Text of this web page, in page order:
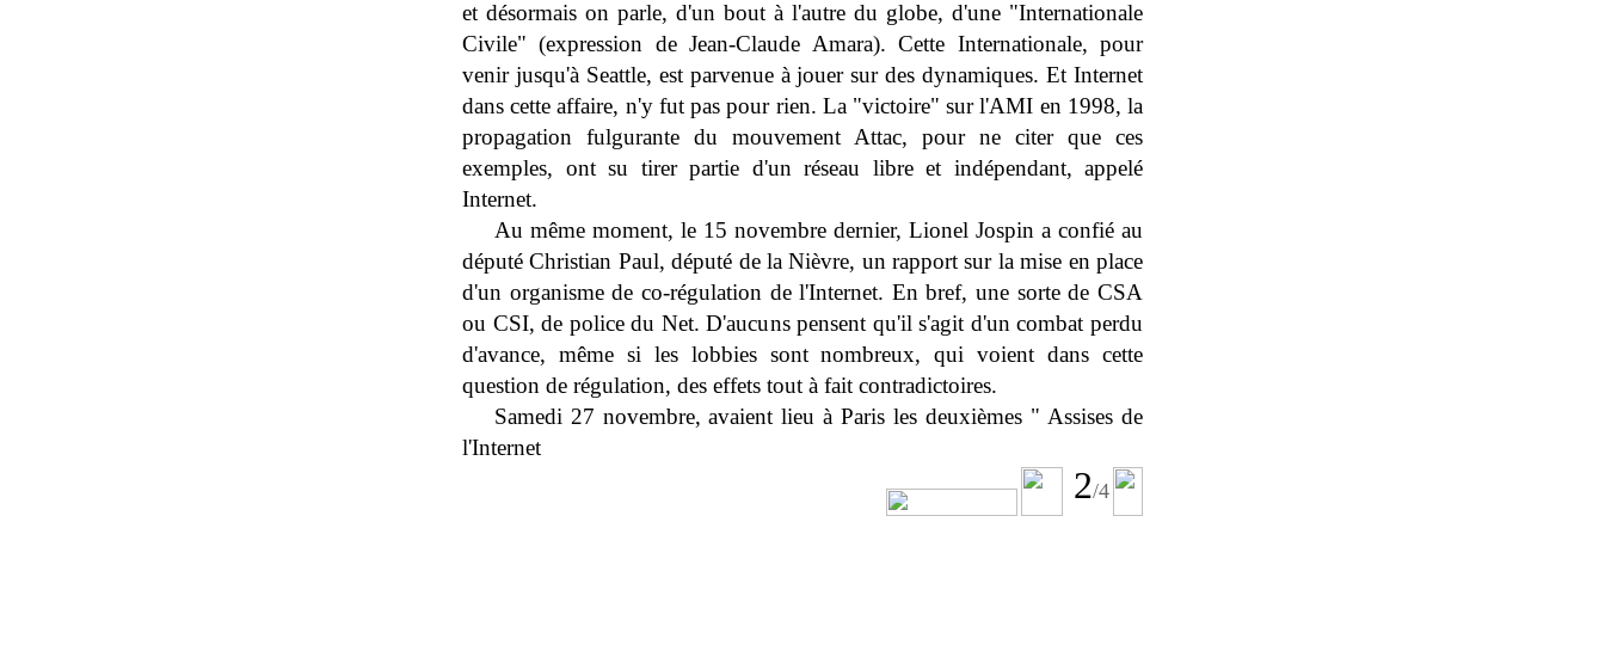
et désormais on parle, d'un bout à l'autre du globe, d'une "Internationale
Civile" (expression de Jean-Claude Amara). Cette Internationale, pour
venir jusqu'à Seattle, est parvenue à jouer sur des dynamiques. Et Internet
dans cette affaire, n'y fut pas pour rien. La "victoire" sur l'AMI en 1998, la
propagation fulgurante du mouvement Attac, pour ne citer que ces
exemples, ont su tirer partie d'un réseau libre et indépendant, appelé
Internet.
Au même moment, le 15 novembre dernier, Lionel Jospin a confié au
député Christian Paul, député de la Nièvre, un rapport sur la mise en place
d'un organisme de co-régulation de l'Internet. En bref, une sorte de CSA
ou CSI, de police du Net. D'aucuns pensent qu'il s'agit d'un combat perdu
d'avance, même si les lobbies sont nombreux, qui voient dans cette
question de régulation, des effets tout à fait contradictoires.
Samedi 27 novembre, avaient lieu à Paris les deuxièmes " Assises de
l'Internet
2/4